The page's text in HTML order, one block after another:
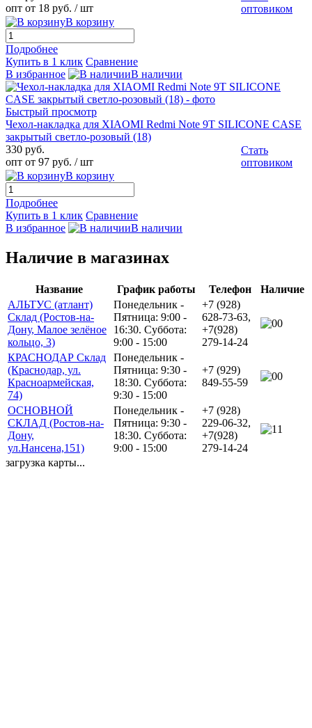
опт от 18 руб. / шт
оптовиком
В корзину
Подробнее
Купить в 1 клик Сравнение
В избранное
В наличии
Быстрый просмотр
Чехол-накладка для XIAOMI Redmi Note 9T SILICONE CASE
закрытый светло-розовый (18)
330 руб.
опт от 97 руб. / шт
Стать
оптовиком
В корзину
Подробнее
Купить в 1 клик Сравнение
В избранное
В наличии
Наличие в магазинах
Название График работы Телефон
Наличие
АЛЬТУС (атлант)
Склад (Ростов-на-
Дону, Малое зелёное
кольцо, 3)
Понедельник -
Пятница: 9:00 -
16:30. Суббота:
9:00 - 15:00
+7 (928)
628-73-63,
+7(928)
279-14-24
0
КРАСНОДАР Склад
(Краснодар, ул.
Красноармейская,
74)
Понедельник -
Пятница: 9:30 -
18:30. Суббота:
9:30 - 15:00
+7 (929)
849-55-59
0
ОСНОВНОЙ
СКЛАД (Ростов-на-
Дону,
ул.Нансена,151)
Понедельник -
Пятница: 9:30 -
18:30. Суббота:
9:00 - 15:00
+7 (928)
229-06-32,
+7(928)
279-14-24
1
загрузка карты...